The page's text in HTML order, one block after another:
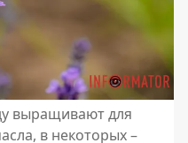
выращивают для
в некоторых –